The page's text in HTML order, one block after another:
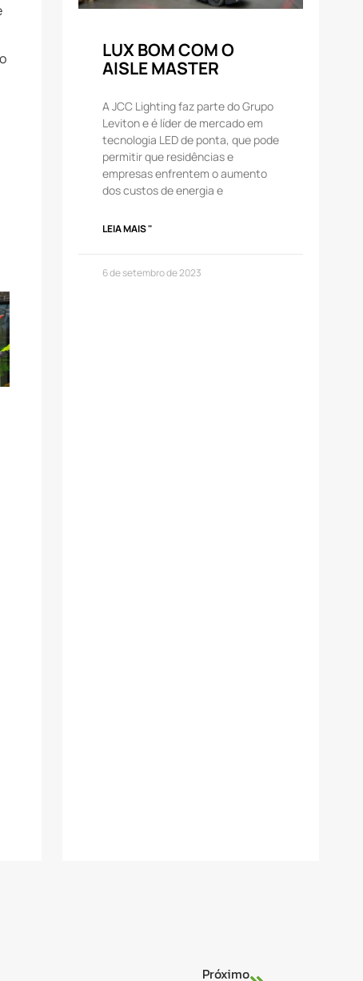
LUX BOM COM O
AISLE MASTER
A JCC Lighting faz parte do Grupo
Leviton e é líder de mercado em
tecnologia LED de ponta, que pode
permitir que residências e
empresas enfrentem o aumento
dos custos de energia e
LEIA MAIS "
6 de setembro de 2023
Próximo